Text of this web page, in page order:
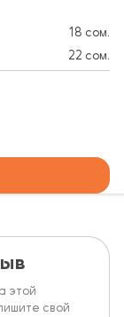
18 сом.
22 сом.
этой
свой